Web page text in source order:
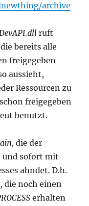
archive
ruft
bereits alle
freigegeben
aussieht,
Ressourcen zu
freigegeben
benutzt.
die der
und sofort mit
ahndet. D.h.
die noch einen
erhalten